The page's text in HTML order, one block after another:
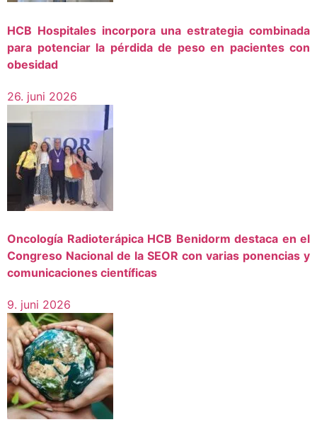
HCB Hospitales incorpora una estrategia combinada
para potenciar la pérdida de peso en pacientes con
obesidad
26. juni 2026
Oncología Radioterápica HCB Benidorm destaca en el
Congreso Nacional de la SEOR con varias ponencias y
comunicaciones científicas
9. juni 2026